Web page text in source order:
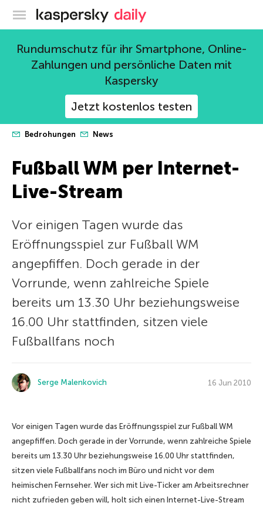
Offizieller Blog von Kaspersky
Rundumschutz für ihr Smartphone, Online-
Zahlungen und persönliche Daten mit
Kaspersky
Jetzt kostenlos testen
Bedrohungen News
Fußball WM per Internet-
Live-Stream
Vor einigen Tagen wurde das
Eröffnungsspiel zur Fußball WM
angepfiffen. Doch gerade in der
Vorrunde, wenn zahlreiche Spiele
bereits um 13.30 Uhr beziehungsweise
16.00 Uhr stattfinden, sitzen viele
Fußballfans noch
Serge Malenkovich 16 Jun 2010
Vor einigen Tagen wurde das Eröffnungsspiel zur Fußball WM
angepfiffen. Doch gerade in der Vorrunde, wenn zahlreiche Spiele
bereits um 13.30 Uhr beziehungsweise 16.00 Uhr stattfinden,
sitzen viele Fußballfans noch im Büro und nicht vor dem
heimischen Fernseher. Wer sich mit Live-Ticker am Arbeitsrechner
nicht zufrieden geben will, holt sich einen Internet-Live-Stream